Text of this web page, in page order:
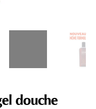
douche